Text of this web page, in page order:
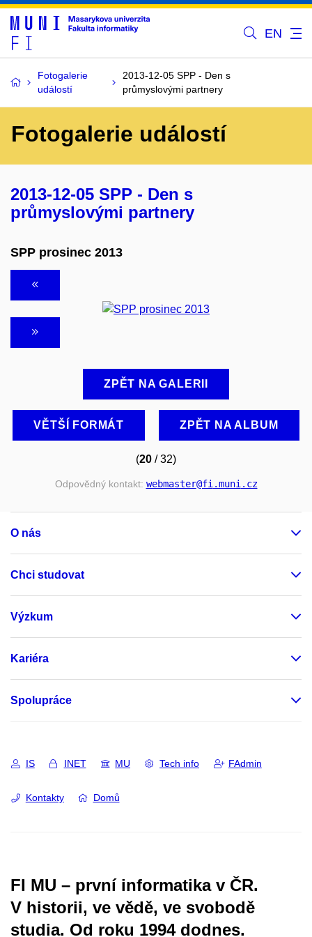
EN
Fotogalerie
událostí
2013-12-05 SPP - Den s
průmyslovými partnery
Fotogalerie událostí
2013-12-05 SPP - Den s
průmyslovými partnery
SPP prosinec 2013
ZPĚT NA GALERII
VĚTŠÍ FORMÁT ZPĚT NA ALBUM
(20 / 32)
Odpovědný kontakt: webmaster@fi.muni.cz
O nás
Chci studovat
Výzkum
Kariéra
Spolupráce
IS INET MU Tech info FAdmin
Kontakty Domů
FI MU – první informatika v ČR.
V historii, ve vědě, ve svobodě
studia. Od roku 1994 dodnes.